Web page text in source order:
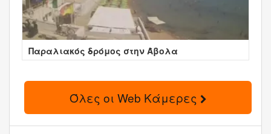
Παραλιακός δρόμος στην Άβολα
Όλες οι Web Κάμερες